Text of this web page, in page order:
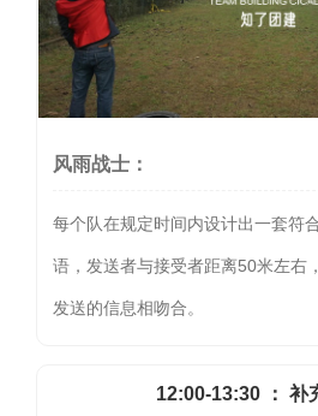
风雨战士：
每个队在规定时间内设计出一套符
语，发送者与接受者距离50米左右
发送的信息相吻合。
12:00-13:30 ： 补